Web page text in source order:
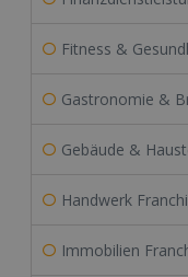
Fitness &
Gastronomie &
Gebäude &
Handwerk
Immobilien